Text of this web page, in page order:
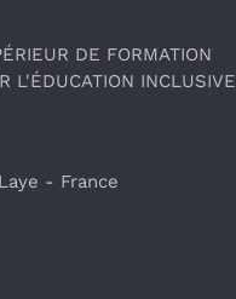
DE FORMATION
L'ÉDUCATION INCLUSIVE
- France